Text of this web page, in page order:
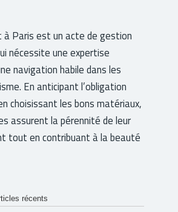
à Paris est un acte de gestion
nécessite une expertise
navigation habile dans les
En anticipant l’obligation
choisissant les bons matériaux,
assurent la pérennité de leur
tout en contribuant à la beauté
récents